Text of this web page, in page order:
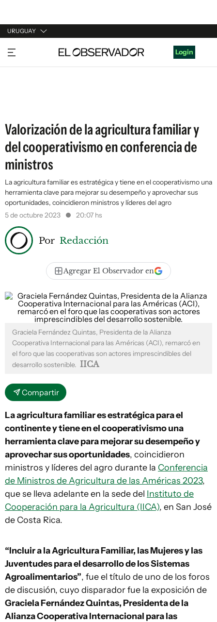
URUGUAY
URUGUAY
ARGENTINA
Login
Valorización de la agricultura familiar y
del cooperativismo en conferencia de
ministros
La agricultura familiar es estratégica y tiene en el cooperativismo una
herramienta clave para mejorar su desempeño y aprovechar sus
oportunidades, coincidieron ministros y líderes del agro
5 de octubre 2023
20:07 hs
Por Redacción
Agregar El Observador en
Graciela Fernández Quintas, Presidenta de la Alianza
Cooperativa Internacional para las Américas (ACI), remarcó en
el foro que las cooperativas son actores imprescindibles del
desarrollo sostenible. IICA
Compartir
La agricultura familiar es estratégica para el
continente y tiene en el cooperativismo una
herramienta clave para mejorar su desempeño y
aprovechar sus oportunidades, coincidieron
ministros y líderes del agro durante la Conferencia
de Ministros de Agricultura de las Américas 2023,
que se lleva adelante en la sede del Instituto de
Cooperación para la Agricultura (IICA), en San José
de Costa Rica.
“Incluir a la Agricultura Familiar, las Mujeres y las
Juventudes para el desarrollo de los Sistemas
Agroalimentarios”, fue el título de uno de los foros
de discusión, cuyo disparador fue la exposición de
Graciela Fernández Quintas, Presidenta de la
Alianza Cooperativa Internacional para las